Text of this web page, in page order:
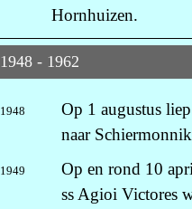
Hornhuizen.
1948 - 1962
1948
Op 1 augustus
naar
1949
Op en rond 10
ss Agioi Victores